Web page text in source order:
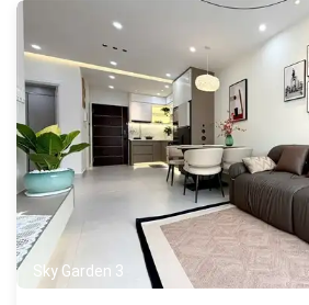
Sky Garden 3